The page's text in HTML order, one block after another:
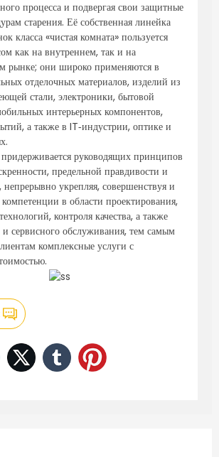
процесса и подвергая свои защитные
старения. Её собственная линейка
класса «чистая комната» пользуется
как на внутреннем, так и на
рынке; они широко применяются в
отделочных материалов, изделий из
стали, электроники, бытовой
интерьерных компонентов,
а также в IT‑индустрии, оптике и
руководящих принципов
предельной правдивости и
непрерывно укрепляя, совершенствуя и
в области проектирования,
контроля качества, а также
сервисного обслуживания, тем самым
комплексные услуги с